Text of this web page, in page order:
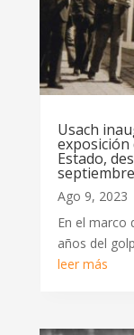
Usach
exposición
Estado,
Ago 9, 2023
En el marco
años del
leer más